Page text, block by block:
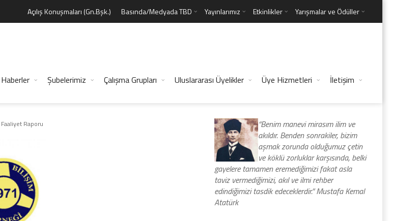
Açılış Konuşmaları (Gn.Bşk.) Basında/Medyada TBD Yayınlarımız Etkinlikler Yarışmalar ve Ödüller
Haberler Şubelerimiz Çalışma Grupları Uluslararası Üyelikler Üye Hizmetleri İletişim
Raporu
“Benim manevi mirasım ilim ve
akıldır. Benden sonrakiler, bizim
aşmak zorunda olduğumuz çetin
ve köklü zorluklar karşısında, belki
gayelere tamamen eremediğimizi fakat asla
taviz vermediğimizi, akıl ve ilmi rehber
edindiğimizi tasdik edeceklerdir.” Mustafa Kemal
Atatürk